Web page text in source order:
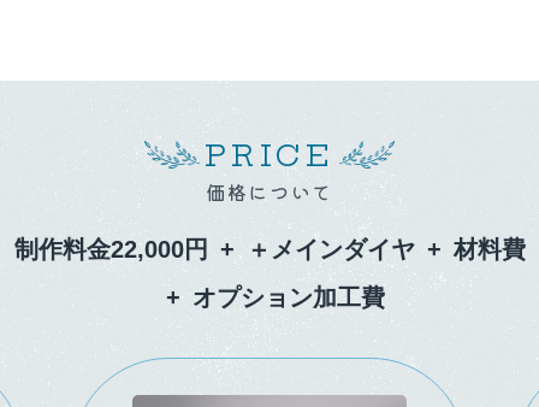
PRICE
価格について
制作料金22,000円 + ＋メインダイヤ + 材料費
+ オプション加工費